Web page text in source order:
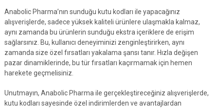
Anabolic Pharma’nın sunduğu kutu kodları ile yapacağınız
alışverişlerde, sadece yüksek kaliteli ürünlere ulaşmakla kalmaz,
aynı zamanda bu ürünlerin sunduğu ekstra içeriklere de erişim
sağlarsınız. Bu, kullanıcı deneyiminizi zenginleştirirken, aynı
zamanda size özel fırsatları yakalama şansı tanır. Hızla değişen
pazar dinamiklerinde, bu tür fırsatları kaçırmamak için hemen
harekete geçmelisiniz.
Unutmayın, Anabolic Pharma ile gerçekleştireceğiniz alışverişlerde,
kutu kodları sayesinde özel indirimlerden ve avantajlardan